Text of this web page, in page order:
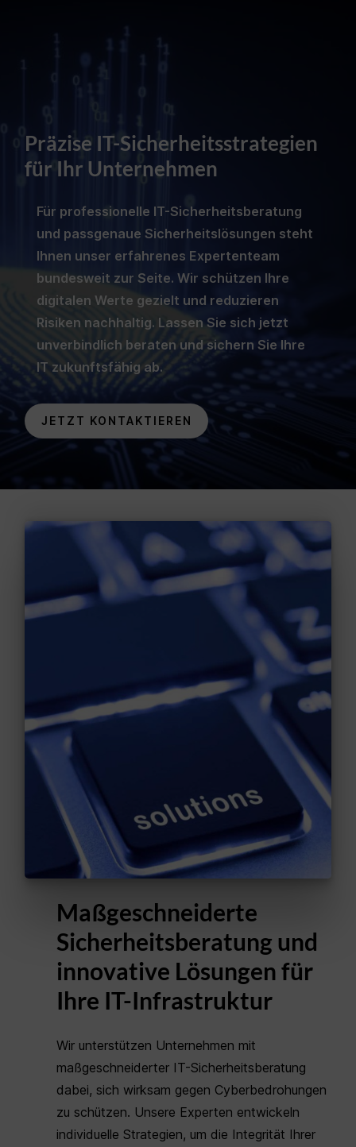
Präzise IT-Sicherheitsstrategien
für Ihr Unternehmen
Für professionelle IT-Sicherheitsberatung
und passgenaue Sicherheitslösungen steht
Ihnen unser erfahrenes Expertenteam
bundesweit zur Seite. Wir schützen Ihre
digitalen Werte gezielt und reduzieren
Risiken nachhaltig. Lassen Sie sich jetzt
unverbindlich beraten und sichern Sie Ihre
IT zukunftsfähig ab.
JETZT KONTAKTIEREN
Maßgeschneiderte
Sicherheitsberatung und
innovative Lösungen für
Ihre IT-Infrastruktur
Wir unterstützen Unternehmen mit
maßgeschneiderter IT-Sicherheitsberatung
dabei, sich wirksam gegen Cyberbedrohungen
zu schützen. Unsere Experten entwickeln
individuelle Strategien, um die Integrität Ihrer